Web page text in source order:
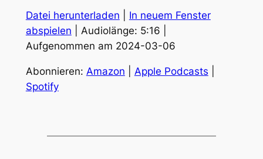
Amazon Apple Podcasts
TEILEN
LINK
EMBED
Datei herunterladen
In neuem Fenster
abspielen
Audiolänge: 5:16
Aufgenommen am 2024-03-06
Abonnieren: Amazon Apple Podcasts
Spotify